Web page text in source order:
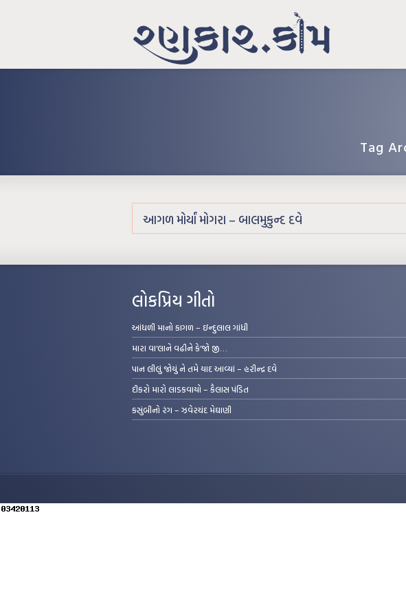
Tag
આગળ મોર્યાં મોગરા – બાલમુકુન્દ દવે
લોકપ્રિય ગીતો
આંધળી માનો કાગળ – ઇન્દુલાલ ગાંધી
મારા વા’લાને વઢીને કે’જો જી…
પાન લીલું જોયું ને તમે યાદ આવ્યાં – હરીન્દ્ર દવે
દીકરો મારો લાડકવાયો – કૈલાસ પંડિત
કસુંબીનો રંગ – ઝવેરચંદ મેઘાણી